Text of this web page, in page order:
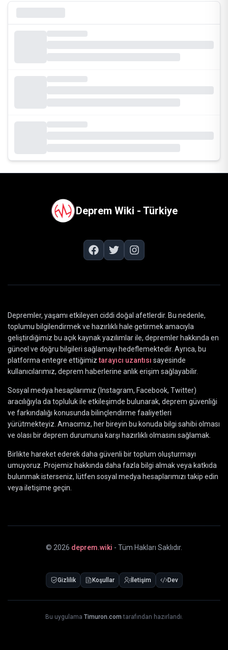
Deprem Wiki - Türkiye
Depremler, yaşamı etkileyen ciddi doğal afetlerdir. Bu nedenle,
toplumu bilgilendirmek ve hazırlıklı hale getirmek amacıyla
geliştirdiğimiz bu açık kaynak yazılımlar ile, depremler hakkında en
güncel ve doğru bilgileri sağlamayı hedeflemektedir. Ayrıca, bu
platforma entegre ettiğimiz tarayıcı uzantısı sayesinde
kullanıcılarımız, deprem haberlerine anlık erişim sağlayabilir.
Sosyal medya hesaplarımız (Instagram, Facebook, Twitter)
aracılığıyla da topluluk ile etkileşimde bulunarak, deprem güvenliği
ve farkındalığı konusunda bilinçlendirme faaliyetleri
yürütmekteyiz. Amacımız, her bireyin bu konuda bilgi sahibi olması
ve olası bir deprem durumuna karşı hazırlıklı olmasını sağlamak.
Birlikte hareket ederek daha güvenli bir toplum oluşturmayı
umuyoruz. Projemiz hakkında daha fazla bilgi almak veya katkıda
bulunmak isterseniz, lütfen sosyal medya hesaplarımızı takip edin
veya iletişime geçin.
© 2026 deprem.wiki - Tüm Hakları Saklıdır.
Gizlilik Koşullar İletişim Dev
Bu uygulama Timuron.com tarafından hazırlandı.